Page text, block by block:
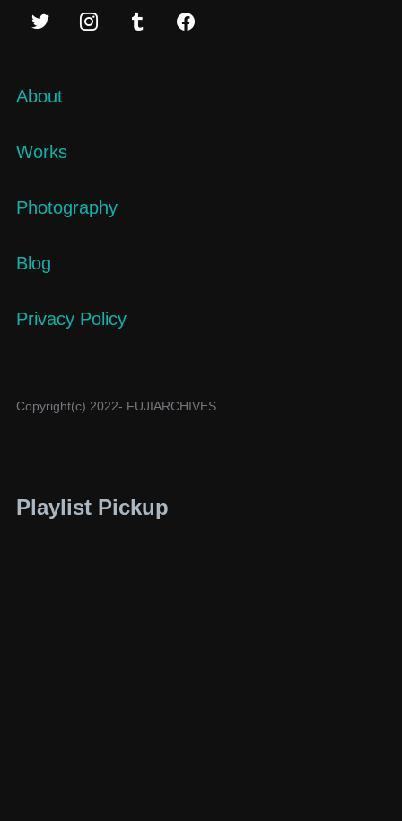
About
Works
Photography
Blog
Privacy Policy
Copyright(c) 2022- FUJIARCHIVES
Playlist Pickup